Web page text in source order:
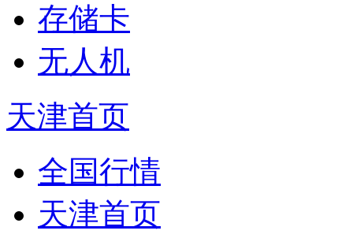
存储卡
无人机
天津首页
全国行情
天津首页